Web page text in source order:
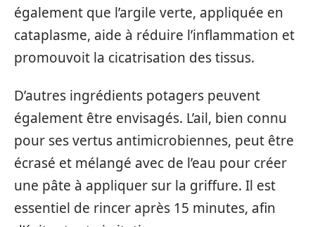
également que l’argile verte, appliquée en
cataplasme, aide à réduire l’inflammation et
promouvoit la cicatrisation des tissus.
D’autres ingrédients potagers peuvent
également être envisagés. L’ail, bien connu
pour ses vertus antimicrobiennes, peut être
écrasé et mélangé avec de l’eau pour créer
une pâte à appliquer sur la griffure. Il est
essentiel de rincer après 15 minutes, afin